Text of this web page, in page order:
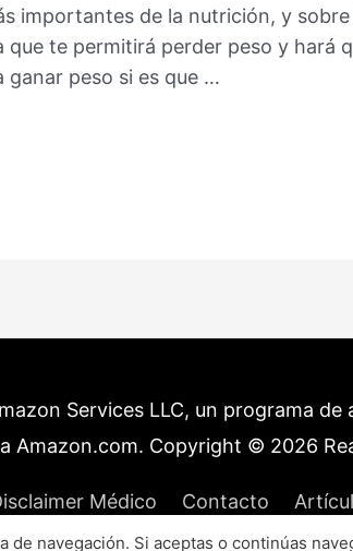
importantes de la nutrición, y
te permitirá perder peso y hará
ganar peso si es que …
Services LLC, un programa
Amazon.com. Copyright © 2026
Médico Contacto
navegación. Si aceptas o continúas